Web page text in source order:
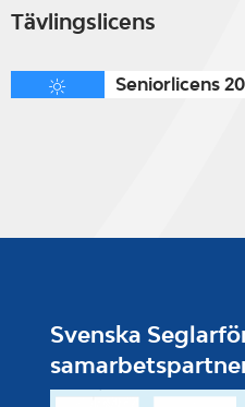
Tävlingslicens
Seniorlicens
Svenska